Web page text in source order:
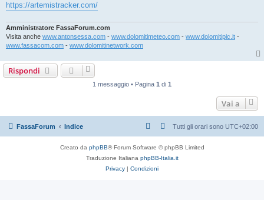
https://artemistracker.com/
Amministratore FassaForum.com
Visita anche www.antonsessa.com - www.dolomitimeteo.com - www.dolomitipic.it -
www.fassacom.com - www.dolomitinetwork.com
Rispondi
1 messaggio • Pagina 1 di 1
Vai a
FassaForum Indice Tutti gli orari sono UTC+02:00
Creato da phpBB® Forum Software © phpBB Limited
Traduzione Italiana phpBB-Italia.it
Privacy | Condizioni